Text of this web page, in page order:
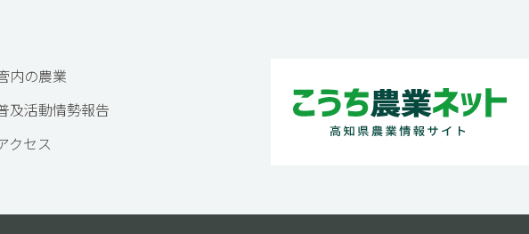
内の農業
及活動情勢報告
クセス